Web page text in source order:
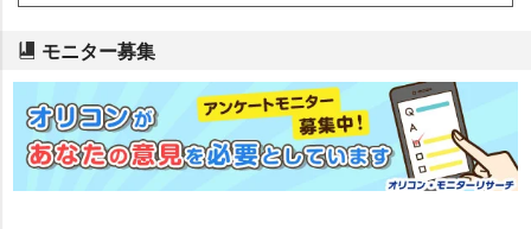
モニター募集